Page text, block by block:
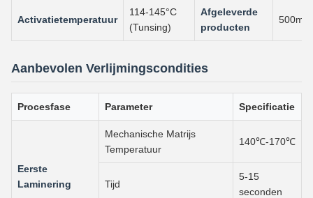
Activatietemperatuur
114-145°C
(Tunsing)
Afgeleverde
producten
Aanbevolen Verlijmingscondities
Procesfase Parameter Specificatie
Eerste
Laminering
Mechanische Matrijs
Temperatuur
140℃-170℃
Tijd
5-15
seconden